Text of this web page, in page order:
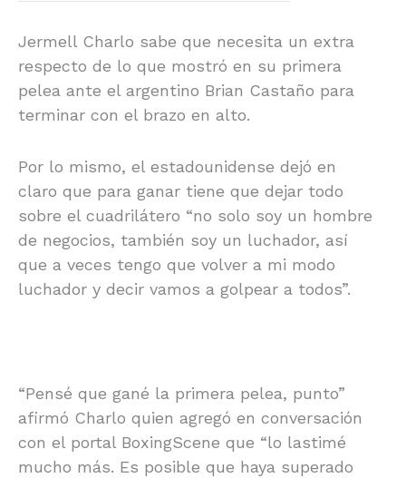
Jermell Charlo sabe que necesita un extra
respecto de lo que mostró en su primera
pelea ante el argentino Brian Castaño para
terminar con el brazo en alto.
Por lo mismo, el estadounidense dejó en
claro que para ganar tiene que dejar todo
sobre el cuadrilátero “no solo soy un hombre
de negocios, también soy un luchador, así
que a veces tengo que volver a mi modo
luchador y decir vamos a golpear a todos”.
“Pensé que gané la primera pelea, punto”
afirmó Charlo quien agregó en conversación
con el portal BoxingScene que “lo lastimé
mucho más. Es posible que haya superado